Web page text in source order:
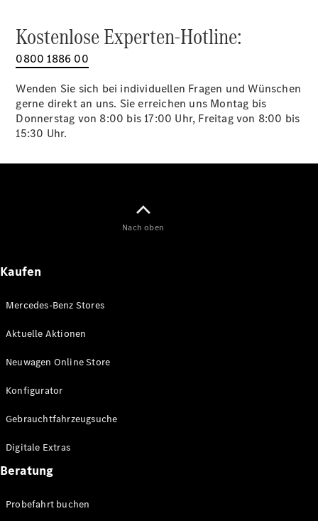
Kostenlose Experten-Hotline:
0800 1886 00
Wenden Sie sich bei individuellen Fragen und Wünschen
gerne direkt an uns. Sie erreichen uns Montag bis
Donnerstag von 8:00 bis 17:00 Uhr, Freitag von 8:00 bis
15:30 Uhr.
Nach oben
Kaufen
Mercedes-Benz Stores
Aktuelle Aktionen
Neuwagen Online Store
Konfigurator
Gebrauchtfahrzeugsuche
Digitale Extras
Beratung
Probefahrt buchen